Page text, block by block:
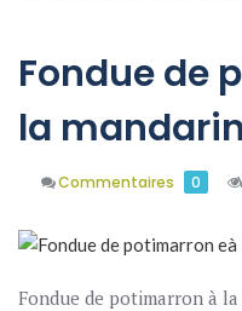
Fondue de
la
Commentaires 0
Fondue de potimarron à